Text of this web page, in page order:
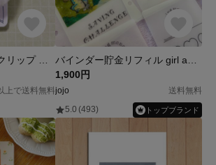
上で送料無料
1,900円
jojo
送料無料
5.0 (493) トップブランド